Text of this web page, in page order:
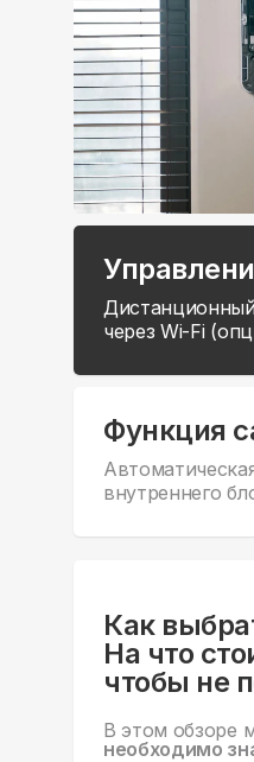
через Wi-Fi
Функция
внутреннего
Как
На что
чтобы не
В этом обзоре
необходимо